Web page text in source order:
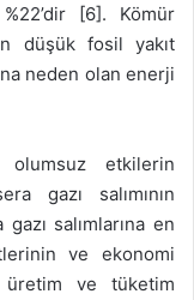
[6]. Kömür
düşük fosil yakıt
neden olan enerji
etkilerin
gazı salımının
gazı salımlarına en
ve ekonomi
ve tüketim